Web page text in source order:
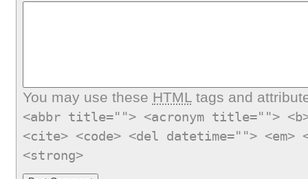
You may use these HTMLtags and
<abbr title=""> <acronym title="">
<cite> <code> <del datetime="">
<strong>